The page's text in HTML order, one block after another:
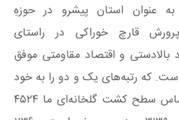
عنوان استان پیشرو در حوزهِ
قارچ خوراکی در راستای
و اقتصاد مقاومتی موفق
که رتبه‌های یک و دو را به خود
اختصاص داد. بر همین اساس سطح کشت گلخانه‌ای ما ۴۵۲۴